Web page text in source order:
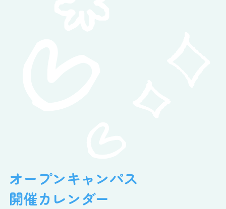
オープンキャンパス
開催カレンダー